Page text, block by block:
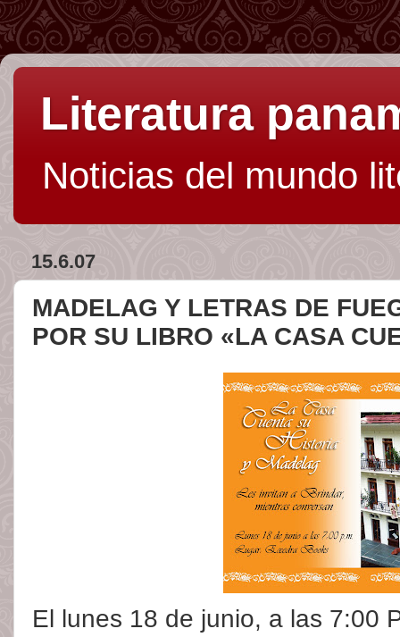
Literatura
Noticias del mundo
15.6.07
MADELAG Y LETRAS DE
POR SU LIBRO «LA CASA
El lunes 18 de junio, a las 7:00